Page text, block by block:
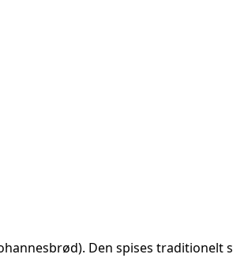
Den spises traditionelt